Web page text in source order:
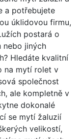
a potřebujete
úklidovou firmu,
postará o
nebo jiných
Hledáte kvalitní
na mytí rolet v
společnost
ale kompletně v
dokonalé
se mytí žaluzií
velikostí,